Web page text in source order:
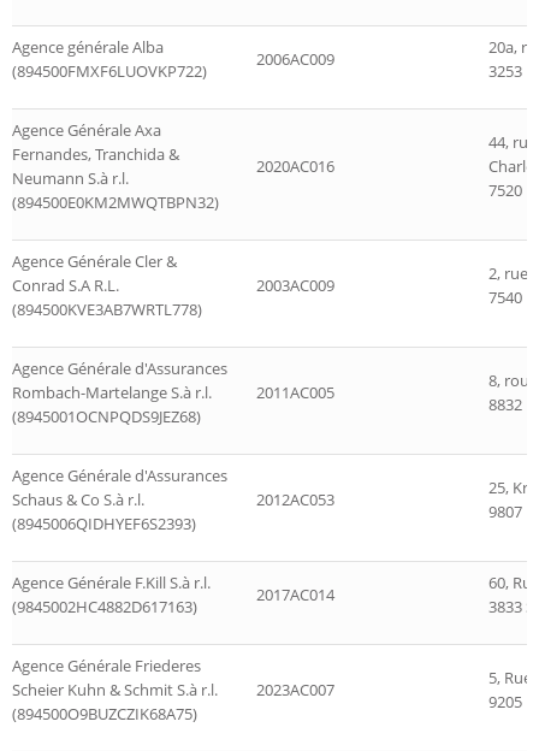
Agence générale Alba
(894500FMXF6LUOVKP722)
2006AC009
20a,
3253
Agence Générale Axa
Fernandes, Tranchida &
Neumann S.à r.l.
(894500E0KM2MWQTBPN32)
2020AC016
44,
7520
Agence Générale Cler &
Conrad S.A R.L.
(894500KVE3AB7WRTL778)
2003AC009
2, rue
7540
Agence Générale d'Assurances
Rombach-Martelange S.à r.l.
(8945001OCNPQDS9JEZ68)
2011AC005
8,
8832
Agence Générale d'Assurances
Schaus & Co S.à r.l.
(8945006QIDHYEF6S2393)
2012AC053
25,
9807
Agence Générale F.Kill S.à r.l.
(9845002HC4882D617163)
2017AC014
60,
3833
Agence Générale Friederes
Scheier Kuhn & Schmit S.à r.l.
(894500O9BUZCZIK68A75)
2023AC007
5, Rue
9205